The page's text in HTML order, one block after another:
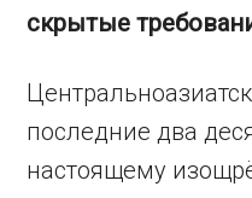
скрытые
последние два
настоящему